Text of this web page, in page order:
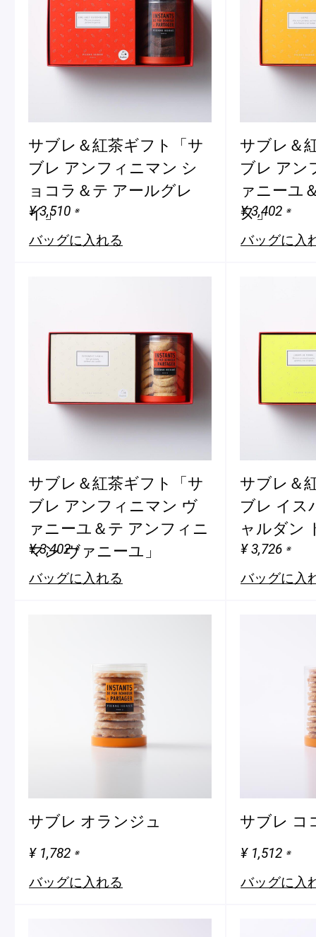
サブレ＆紅茶ギフト「サ
ブレ アンフィニマン シ
ョコラ＆テ アールグレ
イ」
¥ 3,510 ※
バッグに入れる
サブレ＆
ブレ アン
ァニーユ
ヌ」
¥ 3,402 ※
バッグに入
サブレ＆紅茶ギフト「サ
ブレ アンフィニマン ヴ
ァニーユ＆テ アンフィニ
マン ヴァニーユ」
¥ 3,402※
バッグに入れる
サブレ＆
ブレ イス
ャルダン
¥ 3,726 ※
バッグに入
サブレ オランジュ
¥ 1,782 ※
バッグに入れる
サブレ コ
¥ 1,512 ※
バッグに入